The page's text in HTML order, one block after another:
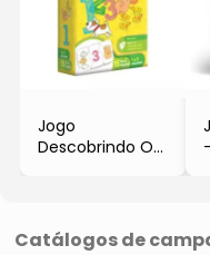
Jogo
Descobrindo Os
- Toyster
Catálogos de